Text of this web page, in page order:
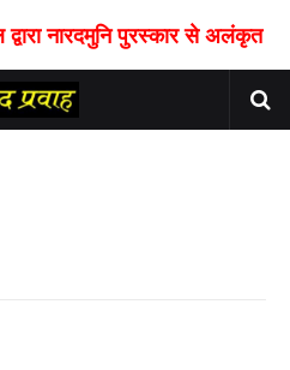
द्वारा नारदमुनि पुरस्कार से अलंकृत